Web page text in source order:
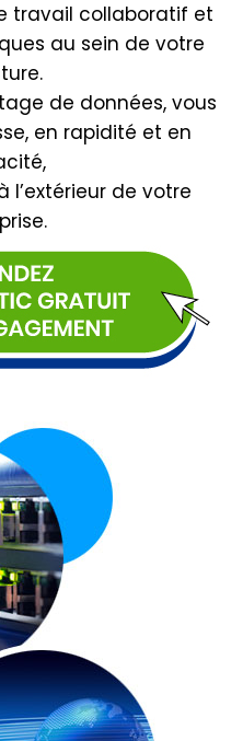
travail collaboratif et
au sein de votre
de données, vous
en rapidité et en
l’extérieur de votre